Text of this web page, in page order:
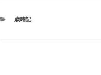
e
b
カ
歳時記